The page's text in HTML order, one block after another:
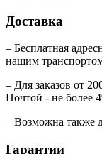
Доставка
– Бесплатная
нашим
– Для заказов от
Почтой - не более
– Возможна также
Гарантии